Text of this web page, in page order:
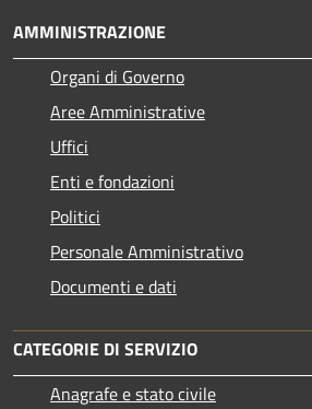
AMMINISTRAZIONE
Organi di Governo
Aree Amministrative
Uffici
Enti e fondazioni
Politici
Personale Amministrativo
Documenti e dati
CATEGORIE DI SERVIZIO
Anagrafe e stato civile